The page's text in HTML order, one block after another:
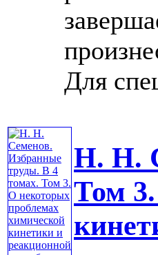
Для
Н. Н.
Том